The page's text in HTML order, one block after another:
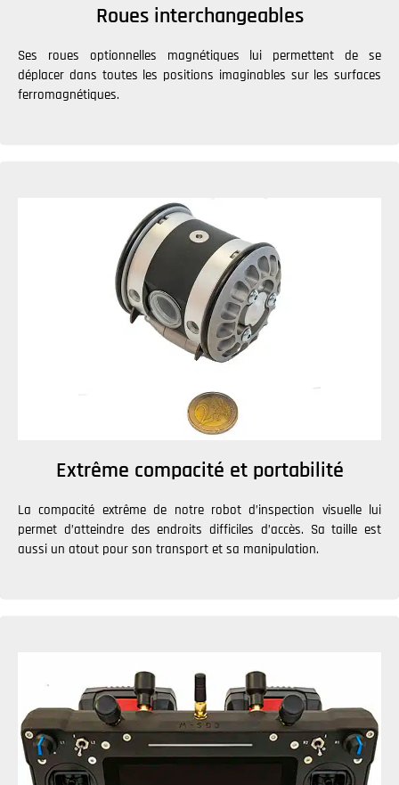
Roues interchangeables
Ses roues optionnelles magnétiques lui permettent de se
déplacer dans toutes les positions imaginables sur les surfaces
ferromagnétiques.
Extrême compacité et portabilité
La compacité extrême de notre robot d’inspection visuelle lui
permet d’atteindre des endroits difficiles d’accès. Sa taille est
aussi un atout pour son transport et sa manipulation.